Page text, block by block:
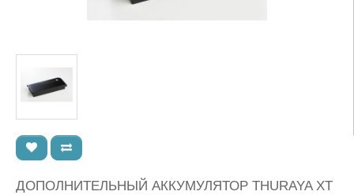
ДОПОЛНИТЕЛЬНЫЙ АККУМУЛЯТОР THURAYA XT